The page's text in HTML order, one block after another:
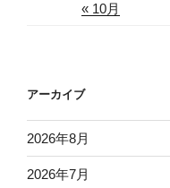
« 10月
アーカイブ
2026年8月
2026年7月